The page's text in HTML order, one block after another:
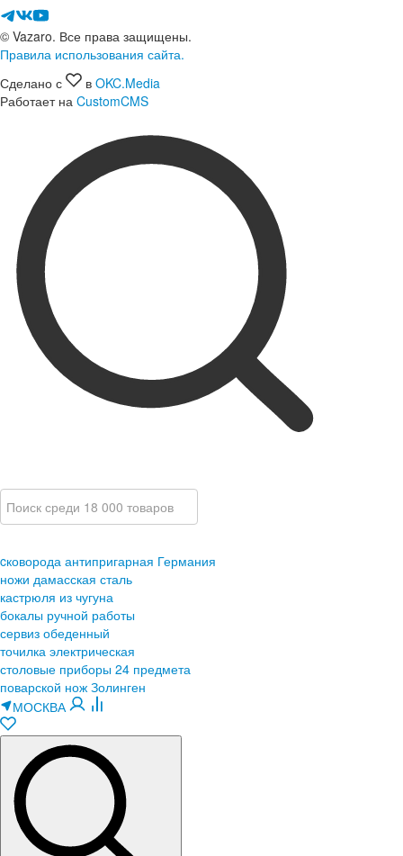
© Vazaro. Все права защищены.
Правила использования сайта.
Сделано с
в OKC.Media
Работает на CustomCMS
cковорода антипригарная Германия
ножи дамасская сталь
кастрюля из чугуна
бокалы ручной работы
сервиз обеденный
точилка электрическая
столовые приборы 24 предмета
поварской нож Золинген
МОСКВА